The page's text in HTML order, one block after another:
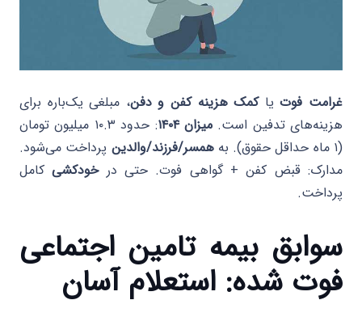
غرامت فوتیاکمک هزینه کفن و دفن، مبلغی یک‌باره برای
هزینه‌های تدفین است.میزان ۱۴۰۴
: حدود ۱۰.۳ میلیون تومان
(۱ ماه حداقل حقوق). به
همسر/فرزند/والدین پرداخت می‌شود.
مدارک: قبض کفن + گواهی فوت. حتی درخودکشیکامل
پرداخت.
سوابق بیمه تامین اجتماعی
فوت شده: استعلام آسان